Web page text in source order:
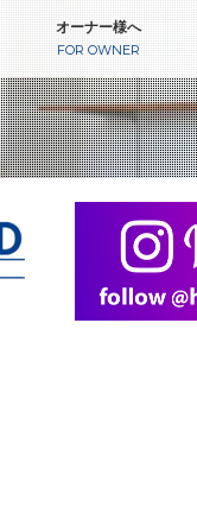
オーナー様へ
FOR OWNER